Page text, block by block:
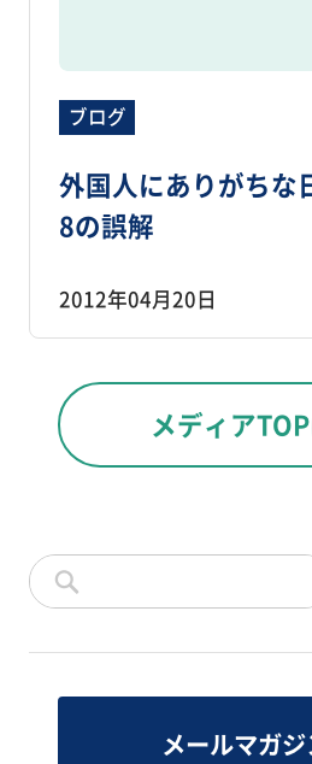
ブログ
外国人にありがちな
8の誤解
2012年04月20日
メディア
メールマガ